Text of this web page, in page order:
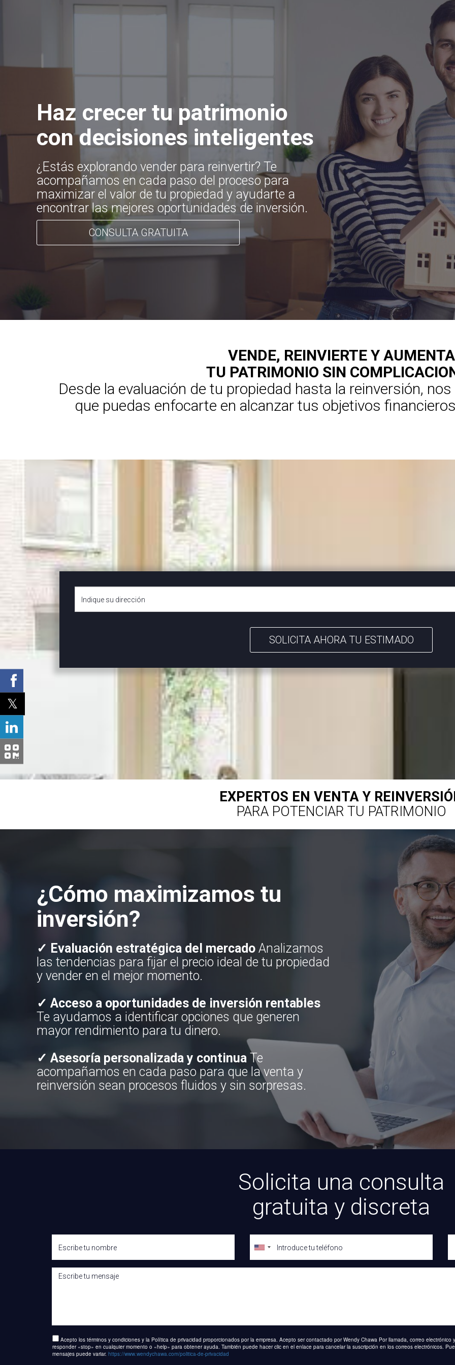
Haz crecer tu patrimonio
con decisiones inteligentes
¿Estás explorando vender para reinvertir? Te
acompañamos en cada paso del proceso para
maximizar el valor de tu propiedad y ayudarte a
encontrar las mejores oportunidades de inversión.
CONSULTA GRATUITA
VENDE, REINVIERTE Y AUMENTA
TU PATRIMONIO SIN
Desde la evaluación de tu propiedad hasta la reinversión,
que puedas enfocarte en alcanzar tus objetivos
SOLICITA AHORA TU ESTIMADO
EXPERTOS EN VENTA Y
PARA POTENCIAR TU PATRIMONIO
¿Cómo maximizamos tu
inversión?
✓ Evaluación estratégica del mercado Analizamos
las tendencias para fijar el precio ideal de tu propiedad
y vender en el mejor momento.
✓ Acceso a oportunidades de inversión rentables
Te ayudamos a identificar opciones que generen
mayor rendimiento para tu dinero.
✓ Asesoría personalizada y continua Te
acompañamos en cada paso para que la venta y
reinversión sean procesos fluidos y sin sorpresas.
Solicita una consulta
gratuita y discreta
Acepto los términos y condiciones y la Política de privacidad proporcionados por la empresa. Acepto ser contactado por Wendy Chawa Por llamada, correo
responder «stop» en cualquier momento o «help» para obtener ayuda. También puede hacer clic en el enlace para cancelar la suscripción en los correos electrónicos.
mensajes puede variar. https://www.wendychawa.com/politica-de-privacidad